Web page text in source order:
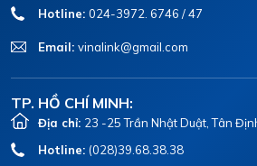
Hotline: 024-3972. 6746 / 47
Email: vinalink@gmail.com
TP. HỒ CHÍ MINH:
Địa chỉ: 23 -25 Trần Nhật Duật, Tân
Hotline: (028)39.68.38.38